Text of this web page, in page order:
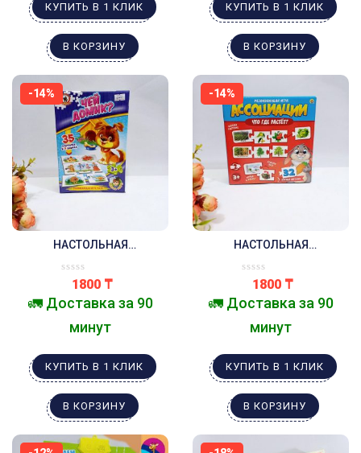
КУПИТЬ В 1 КЛИК
В КОРЗИНУ
КУПИТЬ В 1 КЛИК
В КОРЗИНУ
-14%
НАСТОЛЬНАЯ
ДОМИК ?
1800 ₸
🚛 Доставка за 90
минут
КУПИТЬ В 1 КЛИК
В КОРЗИНУ
-14%
НАСТОЛЬНАЯ
АССОЦИАЦИИ ЧТО ГДЕ
РАСТЁТ ?
1800 ₸
🚛 Доставка за 90
минут
КУПИТЬ В 1 КЛИК
В КОРЗИНУ